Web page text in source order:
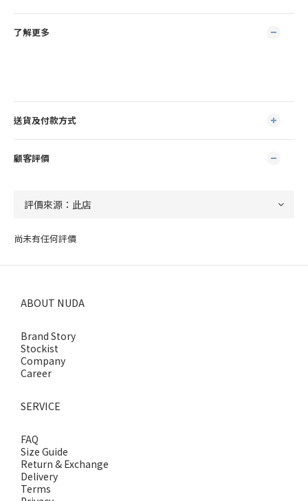
了解更多
送貨及付款方式
顧客評價
尚未有任何評價
ABOUT NUDA
Brand Story
Stockist
Company
Career
SERVICE
FAQ
Size Guide
Return & Exchange
Delivery
Terms